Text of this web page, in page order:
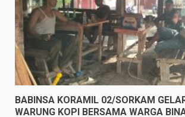
BABINSA KORAMIL 02/SORKAM
WARUNG KOPI BERSAMA WARGA